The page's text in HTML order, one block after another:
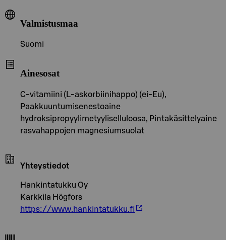
Valmistusmaa
Suomi
Ainesosat
C-vitamiini (L-askorbiinihappo) (ei-Eu),
Paakkuuntumisenestoaine
hydroksipropyylimetyyliselluloosa, Pintakäsittelyaine
rasvahappojen magnesiumsuolat
Yhteystiedot
Hankintatukku Oy
Karkkila Högfors
https://www.hankintatukku.fi